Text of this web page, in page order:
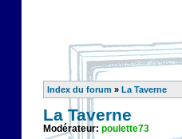
Index du forum » La Taverne
La Taverne
Modérateur: poulette73